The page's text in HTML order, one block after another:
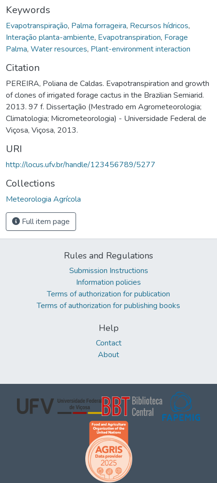
Keywords
Evapotranspiração, Palma forrageira, Recursos hídricos,
Interação planta-ambiente, Evapotranspiration, Forage
Palma, Water resources, Plant-environment interaction
Citation
PEREIRA, Poliana de Caldas. Evapotranspiration and growth
of clones of irrigated forage cactus in the Brazilian Semiarid.
2013. 97 f. Dissertação (Mestrado em Agrometeorologia;
Climatologia; Micrometeorologia) - Universidade Federal de
Viçosa, Viçosa, 2013.
URI
http://locus.ufv.br/handle/123456789/5277
Collections
Meteorologia Agrícola
Full item page
Rules and Regulations
Submission Instructions
Information policies
Terms of authorization for publication
Terms of authorization for publishing books
Help
Contact
About